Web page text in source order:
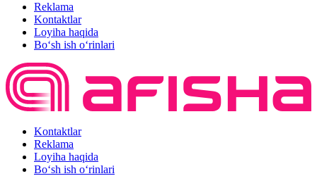
Reklama
Kontaktlar
Loyiha haqida
Bo‘sh ish o‘rinlari
Kontaktlar
Reklama
Loyiha haqida
Bo‘sh ish o‘rinlari